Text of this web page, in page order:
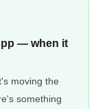
— when it
moving the
something